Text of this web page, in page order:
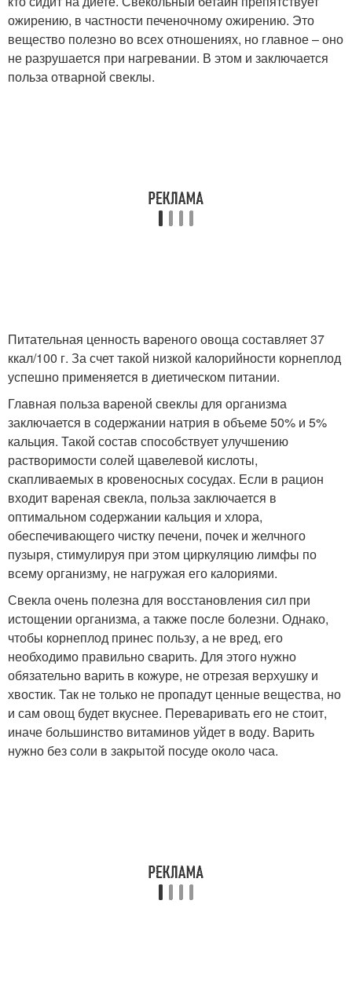
ожирению, в частности печеночному ожирению. Это
вещество полезно во всех отношениях, но главное – оно
не разрушается при нагревании. В этом и заключается
польза отварной свеклы.
Питательная ценность вареного овоща составляет 37
ккал/100 г. За счет такой низкой калорийности корнеплод
успешно применяется в диетическом питании.
Главная польза вареной свеклы для организма
заключается в содержании натрия в объеме 50% и 5%
кальция. Такой состав способствует улучшению
растворимости солей щавелевой кислоты,
скапливаемых в кровеносных сосудах. Если в рацион
входит вареная свекла, польза заключается в
оптимальном содержании кальция и хлора,
обеспечивающего чистку печени, почек и желчного
пузыря, стимулируя при этом циркуляцию лимфы по
всему организму, не нагружая его калориями.
Свекла очень полезна для восстановления сил при
истощении организма, а также после болезни. Однако,
чтобы корнеплод принес пользу, а не вред, его
необходимо правильно сварить. Для этого нужно
обязательно варить в кожуре, не отрезая верхушку и
хвостик. Так не только не пропадут ценные вещества, но
и сам овощ будет вкуснее. Переваривать его не стоит,
иначе большинство витаминов уйдет в воду. Варить
нужно без соли в закрытой посуде около часа.